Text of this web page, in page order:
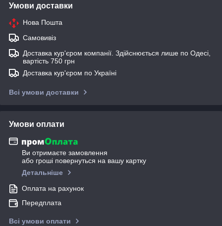
Умови доставки
Нова Пошта
Самовивіз
Доставка кур'єром компанії. Здійснюється лише по Одесі,
вартість 750 грн
Доставка кур'єром по Україні
Всі умови доставки
Умови оплати
Ви отримаєте замовлення
або гроші повернуться на вашу картку
Детальніше
Оплата на рахунок
Передплата
Всі умови оплати